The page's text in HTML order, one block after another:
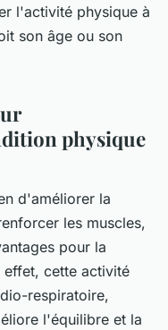
l'activité physique à
son âge ou son
physique
d'améliorer la
les muscles,
pour la
effet, cette activité
respiratoire,
l'équilibre et la